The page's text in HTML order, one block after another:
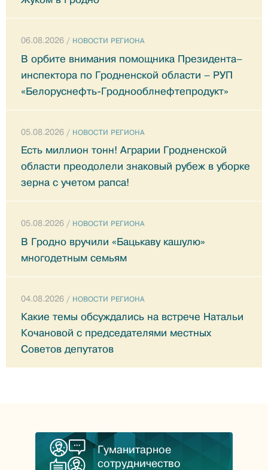
06.08.2026 / НОВОСТИ РЕГИОНА
В орбите внимания помощника Президента–
инспектора по Гродненской области – РУП
«Белоруснефть-Гроднооблнефтепродукт»
05.08.2026 / НОВОСТИ РЕГИОНА
Есть миллион тонн! Аграрии Гродненской
области преодолели знаковый рубеж в уборке
зерна с учетом рапса!
05.08.2026 / НОВОСТИ РЕГИОНА
В Гродно вручили «Бацькаву кашулю»
многодетным семьям
04.08.2026 / НОВОСТИ РЕГИОНА
Какие темы обсуждались на встрече Натальи
Кочановой с председателями местных
Советов депутатов
Гуманитарное
сотрудничество